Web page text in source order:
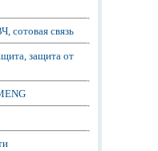
сотовая связь
защита от